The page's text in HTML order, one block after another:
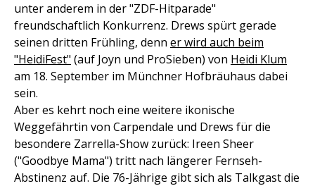
unter anderem in der "ZDF-Hitparade"
freundschaftlich Konkurrenz. Drews spürt gerade
seinen dritten Frühling, denn er wird auch beim
"HeidiFest" (auf Joyn und ProSieben) von Heidi Klum
am 18. September im Münchner Hofbräuhaus dabei
sein.
Aber es kehrt noch eine weitere ikonische
Weggefährtin von Carpendale und Drews für die
besondere Zarrella-Show zurück: Ireen Sheer
("Goodbye Mama") tritt nach längerer Fernseh-
Abstinenz auf. Die 76-Jährige gibt sich als Talkgast die